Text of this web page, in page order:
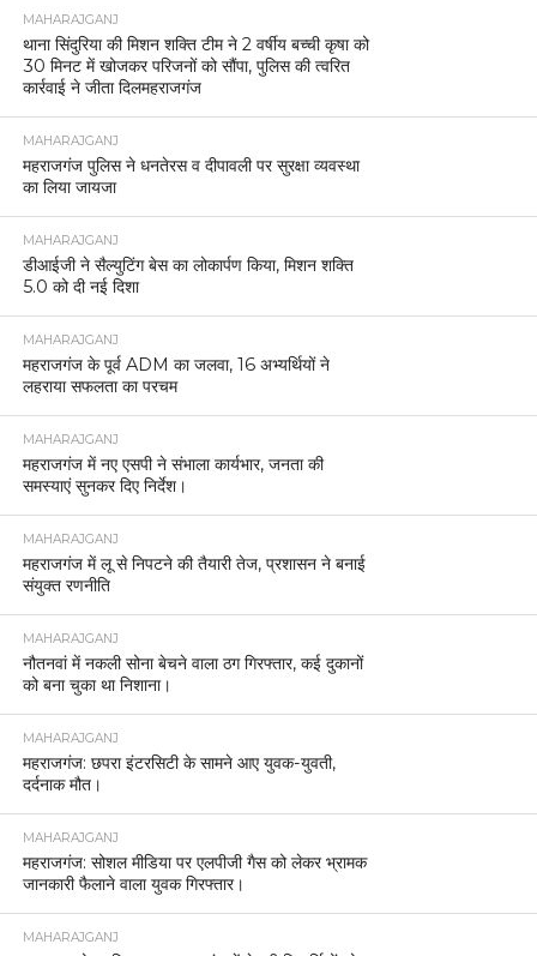
MAHARAJGANJ
थाना सिंदुरिया की मिशन शक्ति टीम ने 2 वर्षीय बच्ची कृषा को
30 मिनट में खोजकर परिजनों को सौंपा, पुलिस की त्वरित
कार्रवाई ने जीता दिलमहराजगंज
MAHARAJGANJ
महराजगंज पुलिस ने धनतेरस व दीपावली पर सुरक्षा व्यवस्था
का लिया जायजा
MAHARAJGANJ
डीआईजी ने सैल्युटिंग बेस का लोकार्पण किया, मिशन शक्ति
5.0 को दी नई दिशा
MAHARAJGANJ
महराजगंज के पूर्व ADM का जलवा, 16 अभ्यर्थियों ने
लहराया सफलता का परचम
MAHARAJGANJ
महराजगंज में नए एसपी ने संभाला कार्यभार, जनता की
समस्याएं सुनकर दिए निर्देश।
MAHARAJGANJ
महराजगंज में लू से निपटने की तैयारी तेज, प्रशासन ने बनाई
संयुक्त रणनीति
MAHARAJGANJ
नौतनवां में नकली सोना बेचने वाला ठग गिरफ्तार, कई दुकानों
को बना चुका था निशाना।
MAHARAJGANJ
महराजगंज: छपरा इंटरसिटी के सामने आए युवक-युवती,
दर्दनाक मौत।
MAHARAJGANJ
महराजगंज: सोशल मीडिया पर एलपीजी गैस को लेकर भ्रामक
जानकारी फैलाने वाला युवक गिरफ्तार।
MAHARAJGANJ